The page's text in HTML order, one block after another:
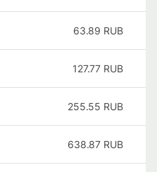
63.89 RUB
127.77 RUB
255.55 RUB
638.87 RUB